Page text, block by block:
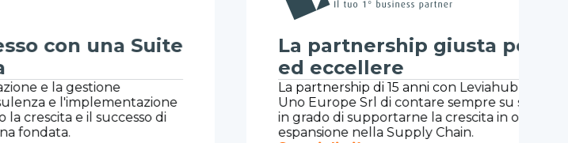
La partnership giusta per espandersi
La partnership di 15 anni con Leviahub ha permesso a Logistica
Uno Europe Srl di contare sempre su software d’avanguardia,
in grado di supportarne la crescita in ogni fase della propria
espansione nella Supply Chain.